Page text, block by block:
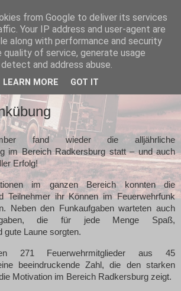
fand wieder die alljährliche
im Bereich Radkersburg statt – und auch
Erfolg!
im ganzen Bereich konnten die
Teilnehmer ihr Können im Feuerwehrfunk
Neben den Funkaufgaben warteten auch
die für jede Menge Spaß,
gute Laune sorgten.
271 Feuerwehrmitglieder aus 45
beeindruckende Zahl, die den starken
Motivation im Bereich Radkersburg zeigt.
from Google to deliver its services
Your IP address and user-agent are
along with performance and security
of service, generate usage
and address abuse.
LEARN MORE GOT IT